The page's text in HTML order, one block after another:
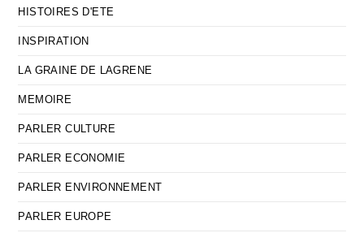
HISTOIRES D'ETE
INSPIRATION
LA GRAINE DE LAGRENE
MEMOIRE
PARLER CULTURE
PARLER ECONOMIE
PARLER ENVIRONNEMENT
PARLER EUROPE